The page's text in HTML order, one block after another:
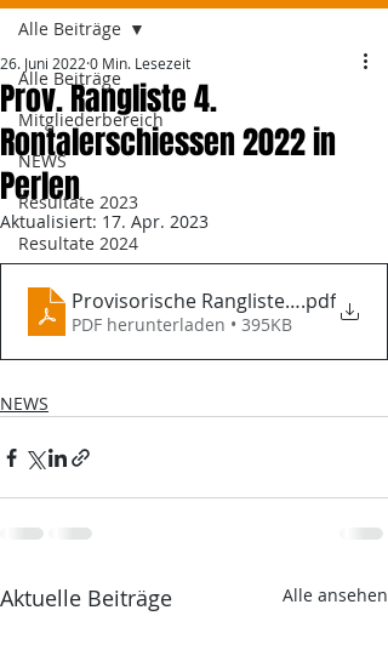
Alle Beiträge
Mitgliederbereich
NEWS
Resultate 2023
Resultate 2024
Alle Beiträge
Prov. Rangliste 4.
Rontalerschiessen 2022 in
Perlen
26. Juni 2022 0 Min. Lesezeit
Aktualisiert: 17. Apr. 2023
Provisorische Rangliste 4..pdf
PDF herunterladen • 395KB
NEWS
Aktuelle Beiträge Alle ansehen